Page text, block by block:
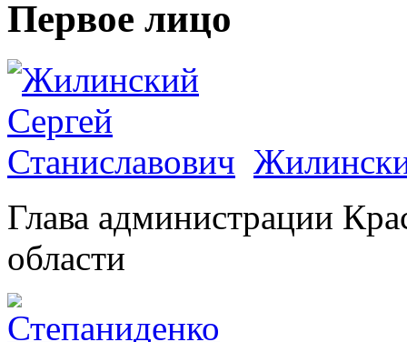
Первое лицо
Глава администрации
области